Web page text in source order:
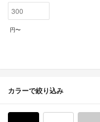
円〜
カラーで絞り込み